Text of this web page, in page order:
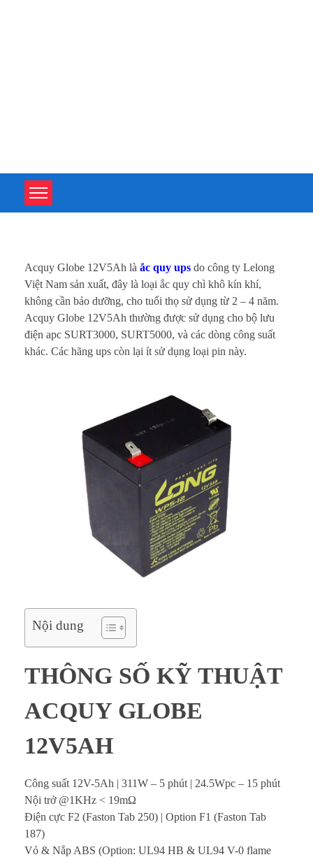
A
c
q
u
V
5
A
h
h
o
u
p
Acquy Globe 12V5Ah là ắc quy ups do công ty Lelong
Việt Nam sản xuất, đây là loại ắc quy chì khô kín khí,
không cần bảo dưỡng, cho tuổi thọ sử dụng từ 2 – 4 năm.
Acquy Globe 12V5Ah thường được sử dụng cho bộ lưu
điện apc SURT3000, SURT5000, và các dòng công suất
khác. Các hãng ups còn lại ít sử dụng loại pin này.
Nội dung
THÔNG SỐ KỸ THUẬT
ACQUY GLOBE
12V5AH
Công suất 12V-5Ah | 311W – 5 phút | 24.5Wpc – 15 phút
Nội trở @1KHz < 19mΩ
Điện cực F2 (Faston Tab 250) | Option F1 (Faston Tab
187)
Vỏ & Nắp ABS (Option: UL94 HB & UL94 V-0 flame